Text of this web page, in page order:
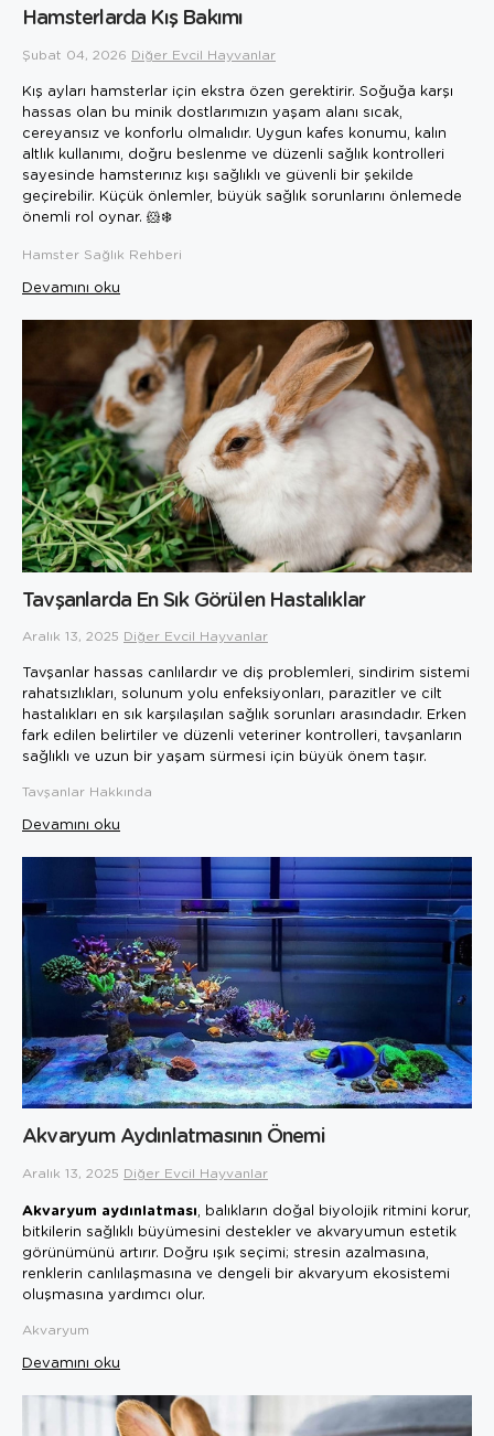
Hamsterlarda Kış Bakımı
Şubat 04, 2026 Diğer Evcil Hayvanlar
Kış ayları hamsterlar için ekstra özen gerektirir. Soğuğa karşı
hassas olan bu minik dostlarımızın yaşam alanı sıcak,
cereyansız ve konforlu olmalıdır. Uygun kafes konumu, kalın
altlık kullanımı, doğru beslenme ve düzenli sağlık kontrolleri
sayesinde hamsterınız kışı sağlıklı ve güvenli bir şekilde
geçirebilir. Küçük önlemler, büyük sağlık sorunlarını önlemede
önemli rol oynar. 🐹❄️
Hamster Sağlık Rehberi
Devamını oku
Tavşanlarda En Sık Görülen Hastalıklar
Aralık 13, 2025 Diğer Evcil Hayvanlar
Tavşanlar hassas canlılardır ve diş problemleri, sindirim sistemi
rahatsızlıkları, solunum yolu enfeksiyonları, parazitler ve cilt
hastalıkları en sık karşılaşılan sağlık sorunları arasındadır. Erken
fark edilen belirtiler ve düzenli veteriner kontrolleri, tavşanların
sağlıklı ve uzun bir yaşam sürmesi için büyük önem taşır.
Tavşanlar Hakkında
Devamını oku
Akvaryum Aydınlatmasının Önemi
Aralık 13, 2025 Diğer Evcil Hayvanlar
Akvaryum aydınlatması , balıkların doğal biyolojik ritmini korur,
bitkilerin sağlıklı büyümesini destekler ve akvaryumun estetik
görünümünü artırır. Doğru ışık seçimi; stresin azalmasına,
renklerin canlılaşmasına ve dengeli bir akvaryum ekosistemi
oluşmasına yardımcı olur.
Akvaryum
Devamını oku